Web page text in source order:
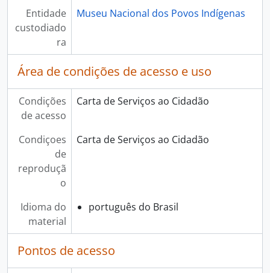
Entidade
custodiado
ra
Museu Nacional dos Povos Indígenas
Área de condições de acesso e uso
Condições
de acesso
Carta de Serviços ao Cidadão
Condiçoes
de
reproduçã
o
Carta de Serviços ao Cidadão
Idioma do
material
português do Brasil
Pontos de acesso